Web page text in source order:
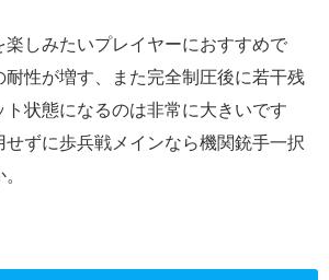
楽しみたいプレイヤーにおすすめで
耐性が増す、また完全制圧後に若干残
ト状態になるのは非常に大きいです
せずに歩兵戦メインなら機関銃手一択